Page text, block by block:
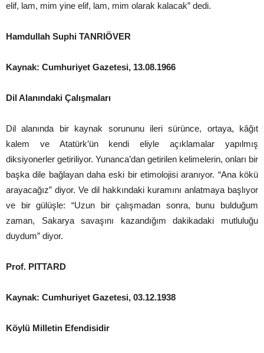
elif, lam, mim yine elif, lam, mim olarak kalacak” dedi.
Hamdullah Suphi TANRIÖVER
Kaynak: Cumhuriyet Gazetesi, 13.08.1966
Dil Alanındaki Çalışmaları
Dil alanında bir kaynak sorununu ileri sürünce, ortaya, kâğıt
kalem ve Atatürk’ün kendi eliyle açıklamalar yapılmış
diksiyonerler getiriliyor. Yunanca’dan getirilen kelimelerin, onları bir
başka dile bağlayan daha eski bir etimolojisi aranıyor. “Ana kökü
arayacağız” diyor. Ve dil hakkındaki kuramını anlatmaya başlıyor
ve bir gülüşle: “Uzun bir çalışmadan sonra, bunu bulduğum
zaman, Sakarya savaşını kazandığım dakikadaki mutluluğu
duydum” diyor.
Prof. PITTARD
Kaynak: Cumhuriyet Gazetesi, 03.12.1938
Köylü Milletin Efendisidir